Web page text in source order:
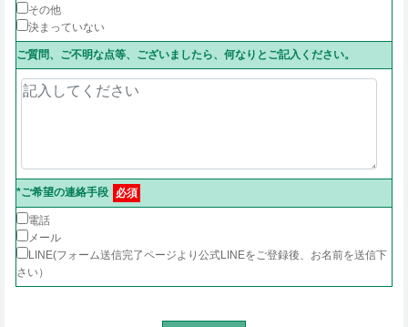
その他
決まっていない
ご質問、ご不明な点等、ございましたら、何なりとご記入ください。
*ご希望の連絡手段 必須
電話
メール
LINE(フォーム送信完了ページより公式LINEをご登録後、お名前を送信下
さい）